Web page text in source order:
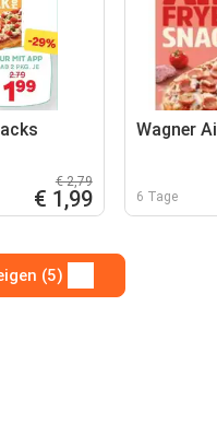
€ 2,79
€ 1,99
Wagner
6 Tage
(5)